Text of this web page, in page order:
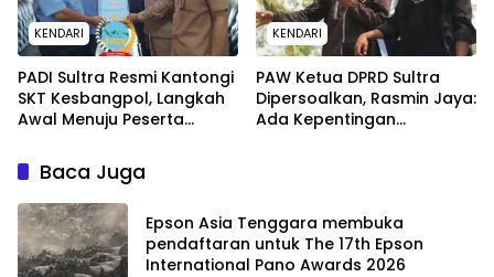
KENDARI
PADI Sultra Resmi Kantongi
SKT Kesbangpol, Langkah
Awal Menuju Peserta
KENDARI
PAW Ketua DPRD Sultra
Dipersoalkan, Rasmin Jaya:
Ada Kepentingan
Baca Juga
Epson Asia Tenggara membuka
pendaftaran untuk The 17th Epson
International Pano Awards 2026